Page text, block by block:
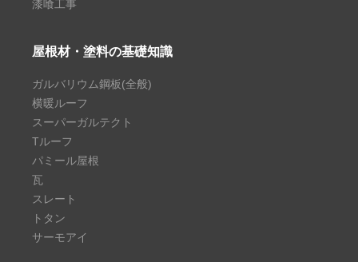
漆喰工事
屋根材・塗料の基礎知識
ガルバリウム鋼板(全般)
横暖ルーフ
スーパーガルテクト
Tルーフ
パミール屋根
瓦
スレート
トタン
サーモアイ